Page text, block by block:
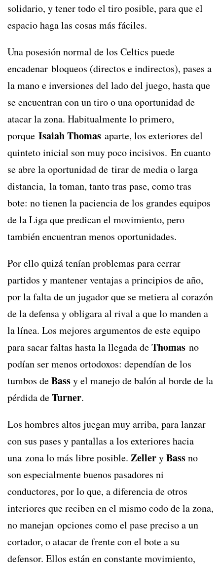
solidario, y tener todo el tiro posible, para que el
espacio haga las cosas más fáciles.
Una posesión normal de los Celtics puede
encadenar bloqueos (directos e indirectos), pases a
la mano e inversiones del lado del juego, hasta que
se encuentran con un tiro o una oportunidad de
atacar la zona. Habitualmente lo primero,
porque Isaiah Thomas aparte, los exteriores del
quinteto inicial son muy poco incisivos. En cuanto
se abre la oportunidad de tirar de media o larga
distancia, la toman, tanto tras pase, como tras
bote: no tienen la paciencia de los grandes equipos
de la Liga que predican el movimiento, pero
también encuentran menos oportunidades.
Por ello quizá tenían problemas para cerrar
partidos y mantener ventajas a principios de año,
por la falta de un jugador que se metiera al corazón
de la defensa y obligara al rival a que lo manden a
la línea. Los mejores argumentos de este equipo
para sacar faltas hasta la llegada deThomas no
podían ser menos ortodoxos: dependían de los
tumbos deBassy el manejo de balón al borde de la
pérdida deTurner.
Los hombres altos juegan muy arriba, para lanzar
con sus pases y pantallas a los exteriores hacia
una zona lo más libre posible. ZelleryBassno
son especialmente buenos pasadores ni
conductores, por lo que, a diferencia de otros
interiores que reciben en el mismo codo de la zona,
no manejan opciones como el pase preciso a un
cortador, o atacar de frente con el bote a su
defensor. Ellos están en constante movimiento,